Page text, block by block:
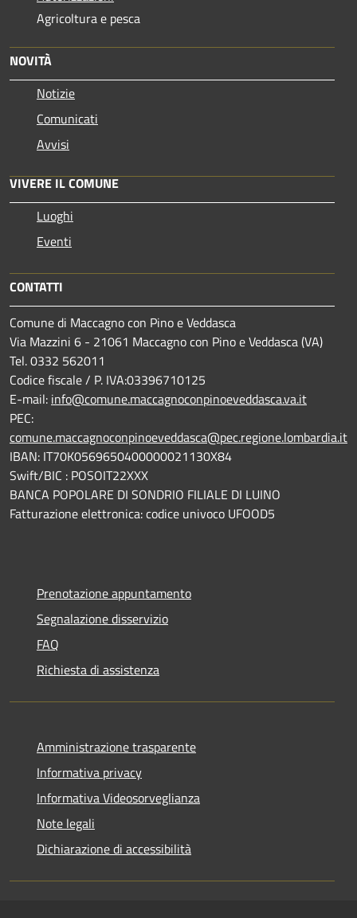
Agricoltura e pesca
NOVITÀ
Notizie
Comunicati
Avvisi
VIVERE IL COMUNE
Luoghi
Eventi
CONTATTI
Comune di Maccagno con Pino e Veddasca
Via Mazzini 6 - 21061 Maccagno con Pino e Veddasca (VA)
Tel. 0332 562011
Codice fiscale / P. IVA:03396710125
E-mail: info@comune.maccagnoconpinoeveddasca.va.it
PEC:
comune.maccagnoconpinoeveddasca@pec.regione.lombardia.it
IBAN: IT70K0569650400000021130X84
Swift/BIC : POSOIT22XXX
BANCA POPOLARE DI SONDRIO FILIALE DI LUINO
Fatturazione elettronica: codice univoco UFOOD5
Prenotazione appuntamento
Segnalazione disservizio
FAQ
Richiesta di assistenza
Amministrazione trasparente
Informativa privacy
Informativa Videosorveglianza
Note legali
Dichiarazione di accessibilità